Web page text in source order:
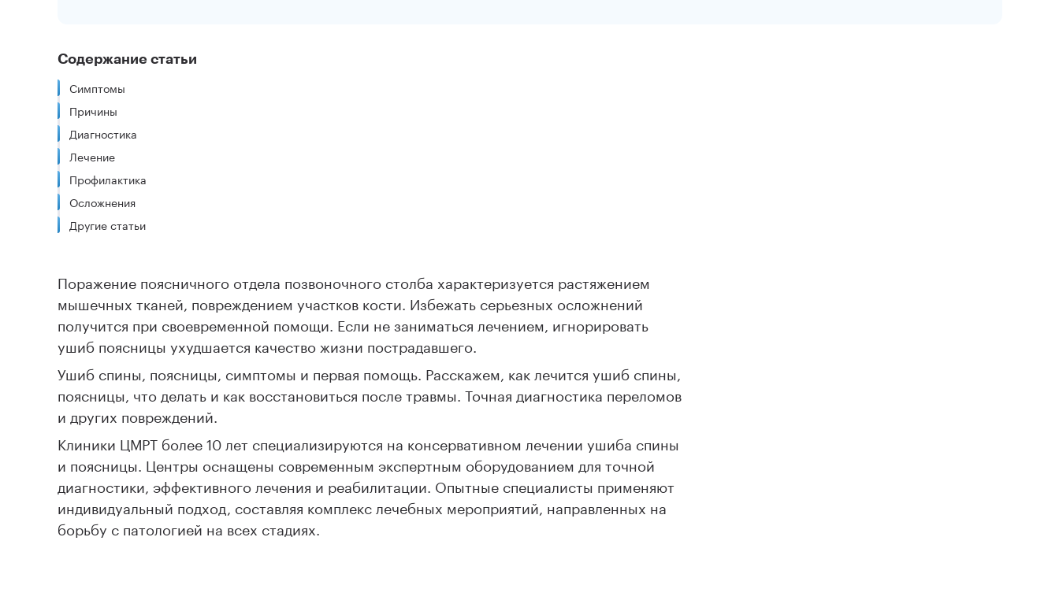
Содержание статьи
Симптомы
Причины
Диагностика
Лечение
Профилактика
Осложнения
Другие статьи
Поражение поясничного отдела позвоночного столба характеризуется растяжением
мышечных тканей, повреждением участков кости. Избежать серьезных осложнений
получится при своевременной помощи. Если не заниматься лечением, игнорировать
ушиб поясницы ухудшается качество жизни пострадавшего.
Ушиб спины, поясницы, симптомы и первая помощь. Расскажем, как лечится ушиб спины,
поясницы, что делать и как восстановиться после травмы. Точная диагностика переломов
и других повреждений.
Клиники ЦМРТ более 10 лет специализируются на консервативном лечении ушиба спины
и поясницы. Центры оснащены современным экспертным оборудованием для точной
диагностики, эффективного лечения и реабилитации. Опытные специалисты применяют
индивидуальный подход, составляя комплекс лечебных мероприятий, направленных на
борьбу с патологией на всех стадиях.